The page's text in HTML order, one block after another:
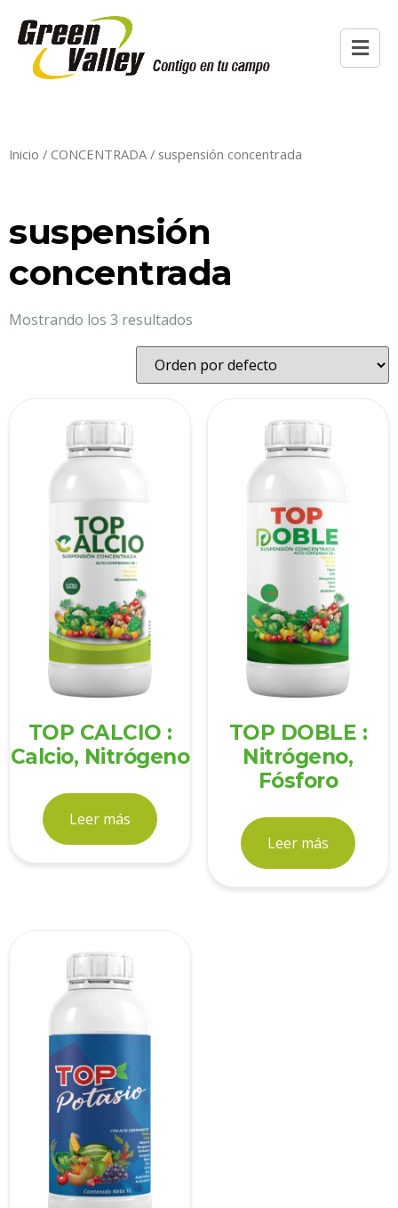
Inicio / CONCENTRADA / suspensión concentrada
suspensión
concentrada
Mostrando los 3 resultados
TOP CALCIO :
Calcio, Nitrógeno
Leer más
TOP DOBLE :
Nitrógeno,
Fósforo
Leer más